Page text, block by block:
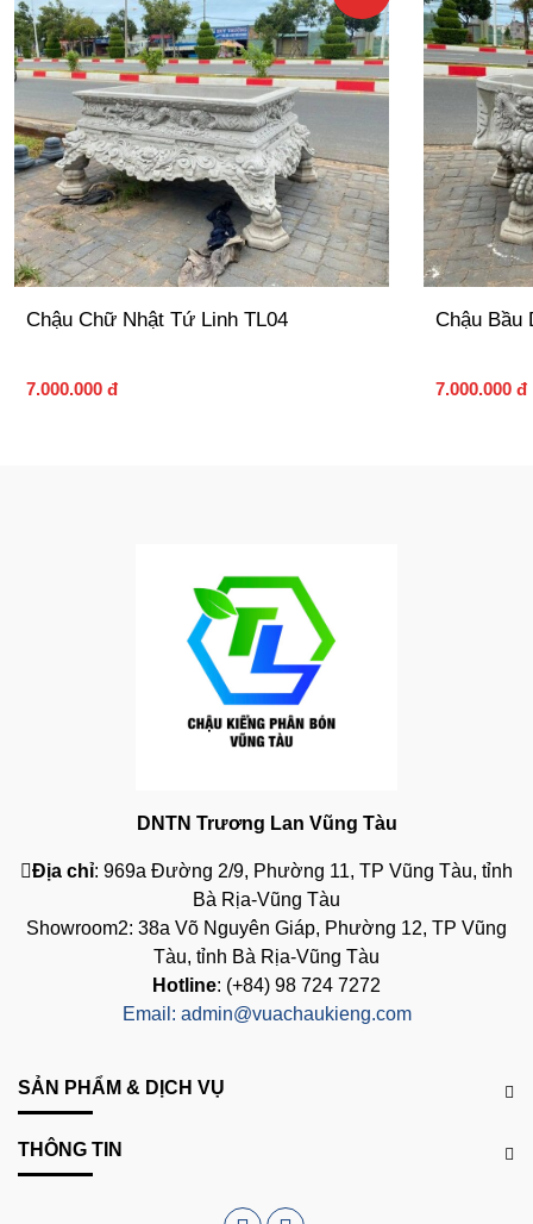
Chậu Chữ Nhật Tứ Linh TL04
7.000.000 đ
Chậu Bầu
7.000.000 đ
DNTN Trương Lan Vũng Tàu
Địa chỉ: 969a Đường 2/9, Phường 11, TP Vũng Tàu, tỉnh
Bà Rịa-Vũng Tàu
Showroom2: 38a Võ Nguyên Giáp, Phường 12, TP Vũng
Tàu, tỉnh Bà Rịa-Vũng Tàu
Hotline: (+84) 98 724 7272
Email: admin@vuachaukieng.com
SẢN PHẨM & DỊCH VỤ
THÔNG TIN